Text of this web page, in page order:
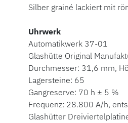
Silber grainé lackiert mit
Uhrwerk
Automatikwerk 37-01
Glashütte Original
Durchmesser: 31,6 mm,
Lagersteine: 65
Gangreserve: 70 h ± 5 %
Frequenz: 28.800 A/h,
Glashütter